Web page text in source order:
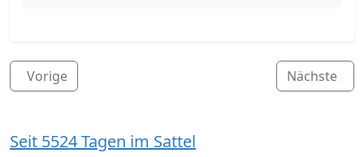
Vorige Nächste
Seit 5524 Tagen im Sattel